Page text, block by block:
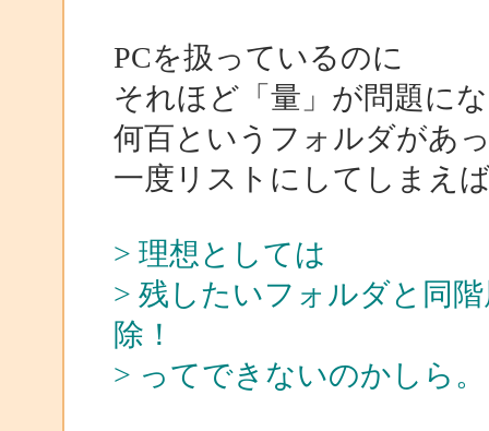
PCを扱っているのに
それほど「量」が問題に
何百というフォルダがあ
一度リストにしてしまえ
> 理想としては
> 残したいフォルダと同
除！
> ってできないのかしら。